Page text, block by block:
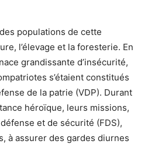
populations de cette
l’élevage et la foresterie. En
grandissante d’insécurité,
s’étaient constitués
de la patrie (VDP). Durant
héroïque, leurs missions,
et de sécurité (FDS),
à assurer des gardes diurnes